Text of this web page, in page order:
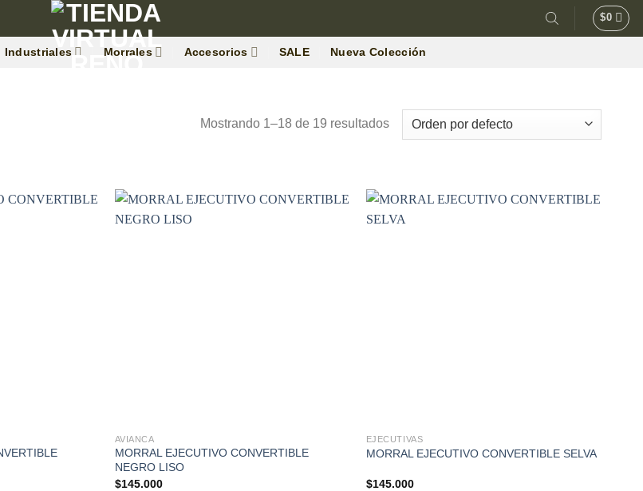
$0
Industriales Morrales Accesorios SALE Nueva Colección
Mostrando 1–18 de 19 resultados
AVIANCA
MORRAL EJECUTIVO CONVERTIBLE
NEGRO LISO
$145.000
EJECUTIVAS
MORRAL EJECUTIVO CONVERTIBLE SELVA
$145.000